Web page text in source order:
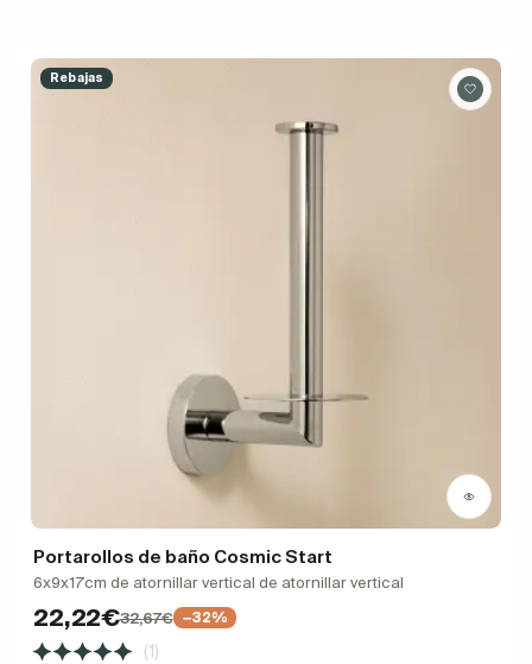
Rebajas
Portarollos de baño Cosmic Start
6x9x17cm de atornillar vertical de atornillar vertical
22,22€32,67€ −32%
(1)